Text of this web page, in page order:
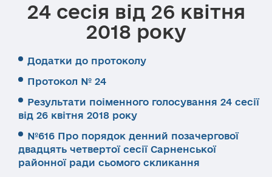
24 сесія від 26 квітня
2018 року
Додатки до протоколу
Протокол № 24
Результати поіменного голосування 24 сесії
від 26 квітня 2018 року
№616 Про порядок денний позачергової
двадцять четвертої сесії Сарненської
районної ради сьомого скликання